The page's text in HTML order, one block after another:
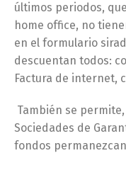
últimos periodos,
home office, no
en el formulario
descuentan todos:
Factura de internet,
También se
Sociedades de
fondos